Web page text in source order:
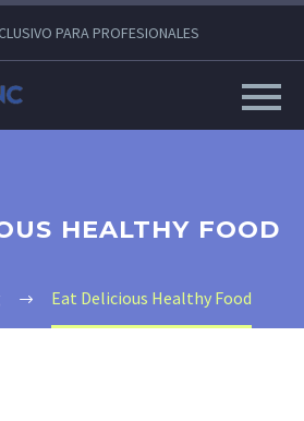
PARA PROFESIONALES
HEALTHY FOOD
Eat Delicious Healthy Food